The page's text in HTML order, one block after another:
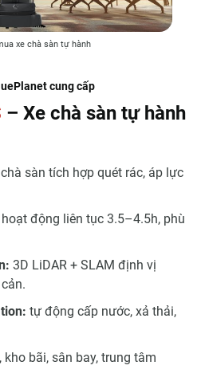
xe chà sàn tự hành
cung cấp
– Xe chà sàn tự hành
chà sàn tích hợp quét rác, áp lực
hoạt động liên tục 3.5–4.5h, phù
3D LiDAR + SLAM định vị
tự động cấp nước, xả thải,
kho bãi, sân bay, trung tâm